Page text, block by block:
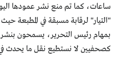
ساعات، كما تم منع نشر عمودها
"التيار" لرقابة مسبقة في المطبعة
بمهام رئيس التحرير، يسمحون
كصحفيين لا نستطيع نقل ما يحدث في